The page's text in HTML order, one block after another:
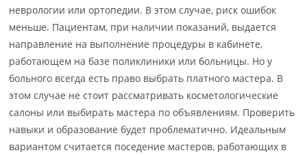
неврологии или ортопедии. В этом случае, риск ошибок
меньше. Пациентам, при наличии показаний, выдается
направление на выполнение процедуры в кабинете,
работающем на базе поликлиники или больницы. Но у
больного всегда есть право выбрать платного мастера. В
этом случае не стоит рассматривать косметологические
салоны или выбирать мастера по объявлениям. Проверить
навыки и образование будет проблематично. Идеальным
вариантом считается поседение мастеров, работающих в